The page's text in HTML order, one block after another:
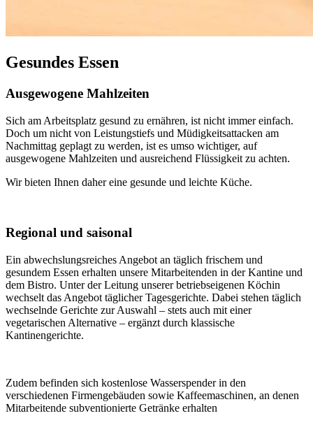
Gesundes Essen
Ausgewogene Mahlzeiten
Sich am Arbeitsplatz gesund zu ernähren, ist nicht immer einfach.
Doch um nicht von Leistungstiefs und Müdigkeitsattacken am
Nachmittag geplagt zu werden, ist es umso wichtiger, auf
ausgewogene Mahlzeiten und ausreichend Flüssigkeit zu achten.
Wir bieten Ihnen daher eine gesunde und leichte Küche.
Regional und saisonal
Ein abwechslungsreiches Angebot an täglich frischem und
gesundem Essen erhalten unsere Mitarbeitenden in der Kantine und
dem Bistro. Unter der Leitung unserer betriebseigenen Köchin
wechselt das Angebot täglicher Tagesgerichte. Dabei stehen täglich
wechselnde Gerichte zur Auswahl – stets auch mit einer
vegetarischen Alternative – ergänzt durch klassische
Kantinengerichte.
Zudem befinden sich kostenlose Wasserspender in den
verschiedenen Firmengebäuden sowie Kaffeemaschinen, an denen
Mitarbeitende subventionierte Getränke erhalten